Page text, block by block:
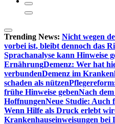
Trending News: Nicht wegen
vorbei ist, bleibt dennoch das
Sprachanalyse kann Hinweise
ErnährungDemenz: Wer hat
verbundenDemenz im
schaden als nützen
frühe Hinweise gebenNach
HoffnungenNeue Studie: Auch
Wenn Hilfe als Druck erlebt
Krankenhauseinweisungen bei